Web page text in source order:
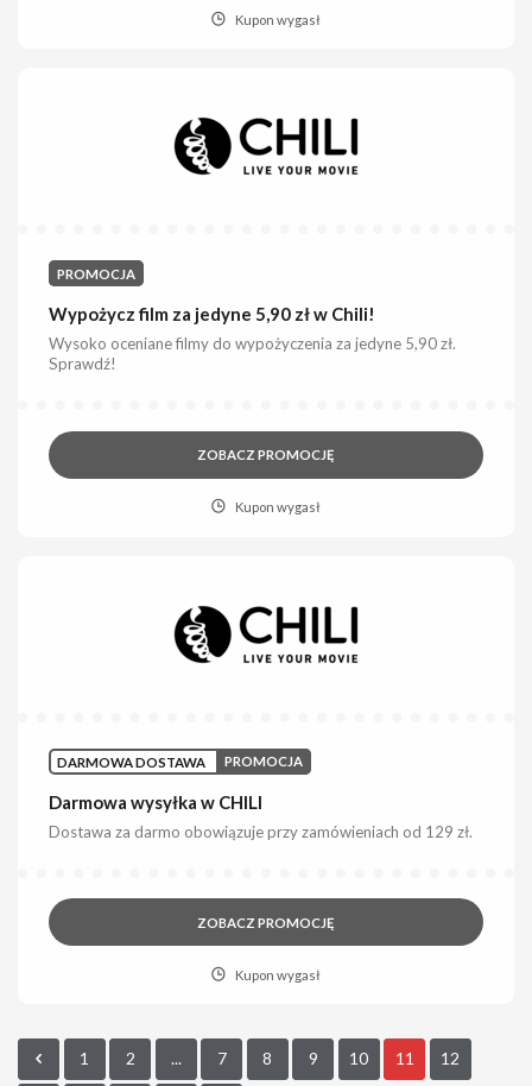
Kupon wygasł
PROMOCJA
Wypożycz film za jedyne 5,90 zł w Chili!
Wysoko oceniane filmy do wypożyczenia za jedyne 5,90 zł.
Sprawdź!
ZOBACZ PROMOCJĘ
Kupon wygasł
DARMOWA DOSTAWA PROMOCJA
Darmowa wysyłka w CHILI
Dostawa za darmo obowiązuje przy zamówieniach od 129 zł.
ZOBACZ PROMOCJĘ
Kupon wygasł
1 2 ... 7 8 9 10 11 12